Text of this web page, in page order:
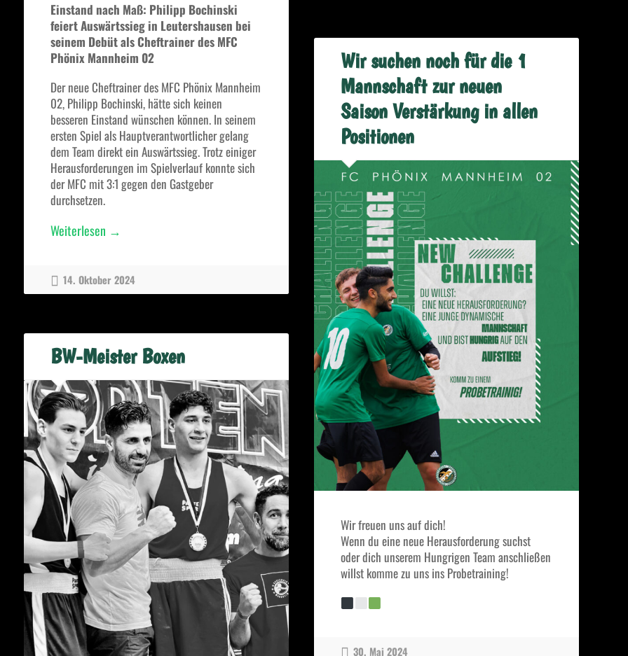
Einstand nach Maß: Philipp Bochinski
feiert Auswärtssieg in Leutershausen bei
seinem Debüt als Cheftrainer des MFC
Phönix Mannheim 02
Der neue Cheftrainer des MFC Phönix Mannheim
02, Philipp Bochinski, hätte sich keinen
besseren Einstand wünschen können. In seinem
ersten Spiel als Hauptverantwortlicher gelang
dem Team direkt ein Auswärtssieg. Trotz einiger
Herausforderungen im Spielverlauf konnte sich
der MFC mit 3:1 gegen den Gastgeber
durchsetzen.
Weiterlesen „Erster
dieser
→
14. Oktober 2024
Wir suchen noch für die 1
Mannschaft zur neuen
Saison Verstärkung in allen
Positionen
Wir freuen uns auf dich!
Wenn du eine neue Herausforderung suchst
oder dich unserem Hungrigen Team anschließen
willst komme zu uns ins Probetraining!
30. Mai 2024
BW-Meister Boxen